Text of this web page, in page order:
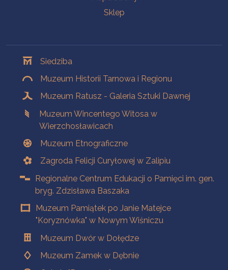
Sklep
Siedziba
Muzeum Historii Tarnowa i Regionu
Muzeum Ratusz - Galeria Sztuki Dawnej
Muzeum Wincentego Witosa w
Wierzchosławicach
Muzeum Etnograficzne
Zagroda Felicji Curyłowej w Zalipiu
Regionalne Centrum Edukacji o Pamięci im. gen.
bryg. Zdzisława Baszaka
Muzeum Pamiątek po Janie Matejce
"Koryznówka" w Nowym Wiśniczu
Muzeum Dwór w Dołędze
Muzeum Zamek w Dębnie